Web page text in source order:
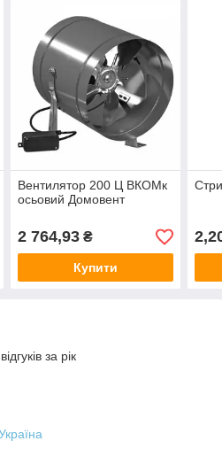
Вентилятор 200 Ц ВКОМк
осьовий Домовент
2 764,93₴
Купити
за рік